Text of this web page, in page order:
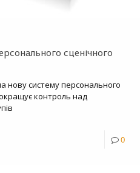
сценічного
нову систему персонального
контроль над
0